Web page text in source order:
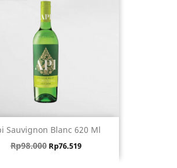
Sauvignon Blanc 620 Ml
Harga biasa
Rp98.000 Harga
Rp76.519